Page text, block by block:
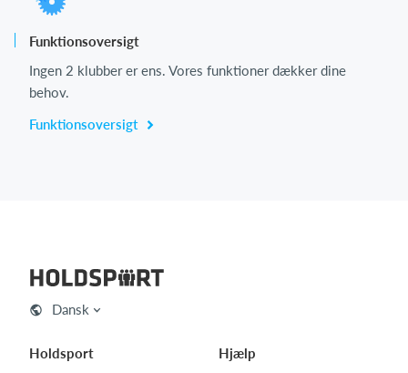
Funktionsoversigt
Ingen 2 klubber er ens. Vores funktioner dækker dine
behov.
Funktionsoversigt
Dansk
Holdsport
Hjælp